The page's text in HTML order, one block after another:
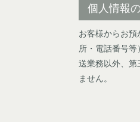
個人情報
お客様からお預
所・電話番号
送業務以外、第
ません。